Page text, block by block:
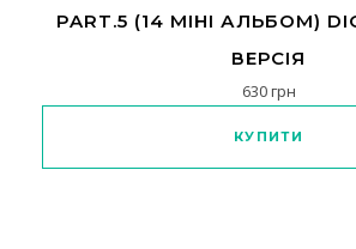
PART.5 (14 МІНІ АЛЬБОМ)
ВЕРСІЯ
630грн
КУПИТИ